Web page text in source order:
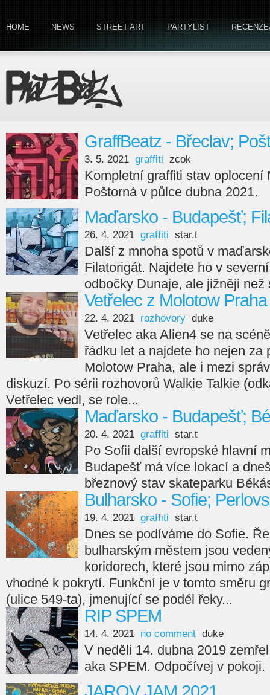
HOME NEWS STREET ART PARTYLIST
GraffBeatz - Břeclav;
3. 5. 2021 graffiti zcok
Kompletní graffiti stav oplocení
Poštorná v půlce dubna 2021.
Maďarsko - Budapešť;
26. 4. 2021 graffiti star.t
Další z mnoha spotů v
Filatorigát. Najdete ho v
odbočky Dunaje, ale jižněji
Vetřelec z Molotow Praha
22. 4. 2021 rozhovory duke
Vetřelec aka Alien4 se na
řádku let a najdete ho nejen za
Molotow Praha, ale i mezi
diskuzí. Po sérii rozhovorů Walkie Talkie
Vetřelec vedl, se role...
Maďarsko - Budapešť;
20. 4. 2021 graffiti star.t
Po Sofii další evropské hlavní
Budapešť má více lokací a
březnový stav skateparku
Bulharsko - Sofie;
19. 4. 2021 graffiti star.t
Dnes se podíváme do Sofie.
bulharským městem jsou
koridorech, které jsou mimo
vhodné k pokrytí. Funkční je v tomto směru
(ulice 549-ta), jmenující se podél řeky...
RIP SPEM
14. 4. 2021 no comment duke
V neděli 14. dubna 2019
aka SPEM. Odpočívej v pokoji.